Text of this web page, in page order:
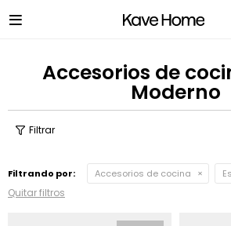

Accesorios de
Moderno
Filtrando por: Accesorios de cocina
Quitar filtros